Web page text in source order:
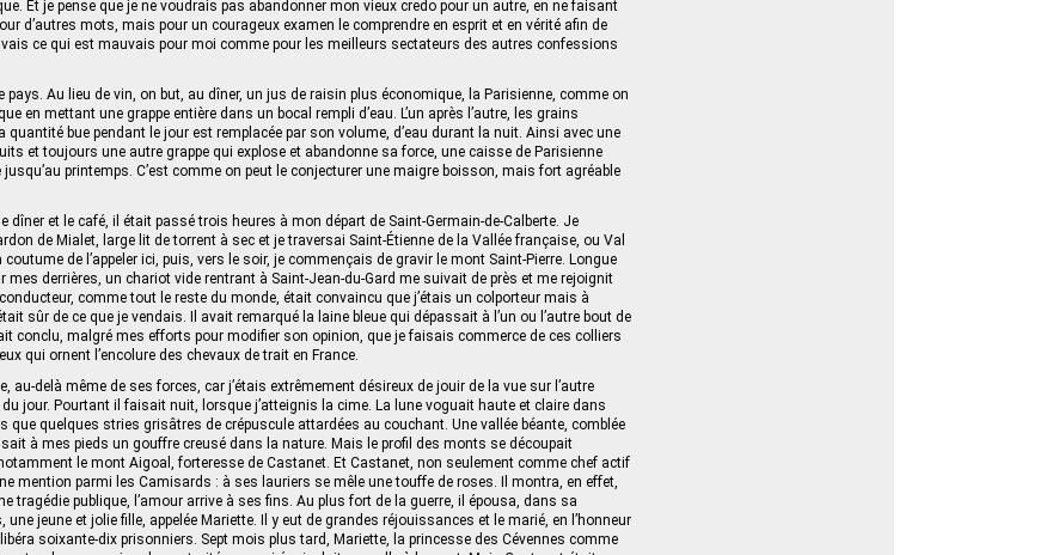
Et je pense que je ne voudrais pas abandonner mon vieux credo pour un autre, en ne faisant
d’autres mots, mais pour un courageux examen le comprendre en esprit et en vérité afin de
ce qui est mauvais pour moi comme pour les meilleurs sectateurs des autres confessions
pays. Au lieu de vin, on but, au dîner, un jus de raisin plus économique, la Parisienne, comme on
en mettant une grappe entière dans un bocal rempli d’eau. L’un après l’autre, les grains
quantité bue pendant le jour est remplacée par son volume, d’eau durant la nuit. Ainsi avec une
et toujours une autre grappe qui explose et abandonne sa force, une caisse de Parisienne
printemps. C’est comme on peut le conjecturer une maigre boisson, mais fort agréable
dîner et le café, il était passé trois heures à mon départ de Saint-Germain-de-Calberte. Je
de Mialet, large lit de torrent à sec et je traversai Saint-Étienne de la Vallée française, ou Val
de l’appeler ici, puis, vers le soir, je commençais de gravir le mont Saint-Pierre. Longue
mes derrières, un chariot vide rentrant à Saint-Jean-du-Gard me suivait de près et me rejoignit
comme tout le reste du monde, était convaincu que j’étais un colporteur mais à
sûr de ce que je vendais. Il avait remarqué la laine bleue qui dépassait à l’un ou l’autre bout de
conclu, malgré mes efforts pour modifier son opinion, que je faisais commerce de ces colliers
qui ornent l’encolure des chevaux de trait en France.
au-delà même de ses forces, car j’étais extrêmement désireux de jouir de la vue sur l’autre
jour. Pourtant il faisait nuit, lorsque j’atteignis la cime. La lune voguait haute et claire dans
que quelques stries grisâtres de crépuscule attardées au couchant. Une vallée béante, comblée
à mes pieds un gouffre creusé dans la nature. Mais le profil des monts se découpait
le mont Aigoal, forteresse de Castanet. Et Castanet, non seulement comme chef actif
mention parmi les Camisards : à ses lauriers se mêle une touffe de roses. Il montra, en effet,
tragédie publique, l’amour arrive à ses fins. Au plus fort de la guerre, il épousa, dans sa
jeune et jolie fille, appelée Mariette. Il y eut de grandes réjouissances et le marié, en l’honneur
libéra soixante-dix prisonniers. Sept mois plus tard, Mariette, la princesse des Cévennes comme